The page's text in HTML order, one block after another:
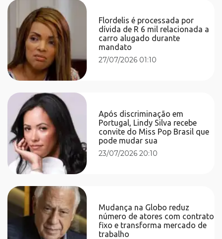
Flordelis é processada por
dívida de R 6 mil relacionada a
carro alugado durante
mandato
27/07/2026 01:10
Após discriminação em
Portugal, Lindy Silva recebe
convite do Miss Pop Brasil que
pode mudar sua
23/07/2026 20:10
Mudança na Globo reduz
número de atores com contrato
fixo e transforma mercado de
trabalho